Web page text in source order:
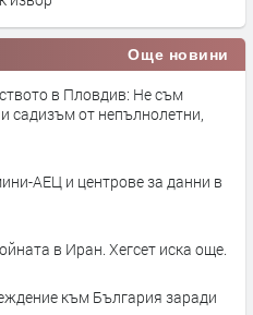
Още новини
в Пловдив: Не съм
садизъм от непълнолетни,
АЕЦ и центрове за данни в
в Иран. Хегсет иска още.
към България заради